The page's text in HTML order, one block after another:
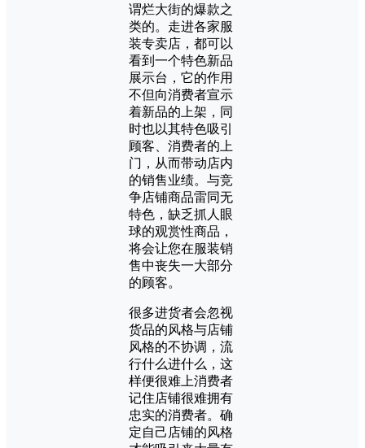
谓烂大街的爆款之
类的。走进各家服
装专卖店，都可以
看到一个特色新品
展示台，它的作用
不但向消费者宣示
着新品的上架，同
时也以其特色吸引
顾客、消费者的上
门，从而带动店内
的销售业绩。与竞
争店铺商品雷同无
特色，缺乏抓人眼
球的观赏性商品，
将会让您在服装销
售中丧失一大部分
的顾客。
很多进货者会忽视
货品的风格与店铺
风格的不协调，流
行什么进什么，这
样便很难上消费者
记住店铺很难拥有
忠实的消费者。确
定自己店铺的风格